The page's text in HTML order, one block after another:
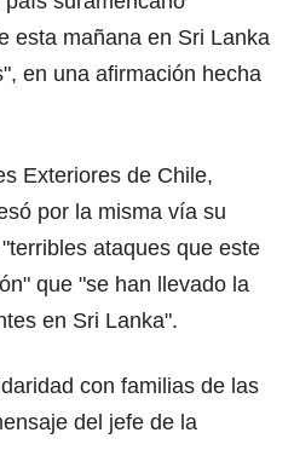
esta mañana en Sri Lanka
en una afirmación hecha
Exteriores de Chile,
por la misma vía su
ataques que este
que "se han llevado la
en Sri Lanka".
con familias de las
del jefe de la